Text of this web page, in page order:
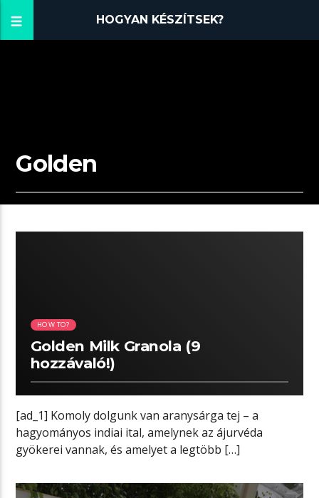
HOGYAN KÉSZÍTSEK?
Golden
HOW TO?
Golden Milk Granola (9
hozzávaló!)
[ad_1] Komoly dolgunk van aranysárga tej – a
hagyományos indiai ital, amelynek az ájurvéda
gyökerei vannak, és amelyet a legtöbb […]